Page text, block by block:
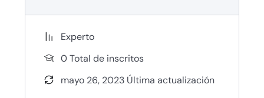
Experto
0 TotaI de inscritos
mayo 26, 2023 Última actualización